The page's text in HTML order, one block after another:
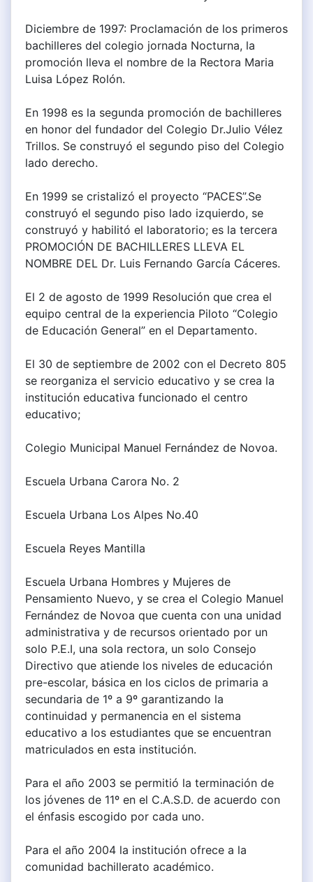
Diciembre de 1997: Proclamación de los primeros
bachilleres del colegio jornada Nocturna, la
promoción lleva el nombre de la Rectora Maria
Luisa López Rolón.
En 1998 es la segunda promoción de bachilleres
en honor del fundador del Colegio Dr.Julio Vélez
Trillos. Se construyó el segundo piso del Colegio
lado derecho.
En 1999 se cristalizó el proyecto “PACES”.Se
construyó el segundo piso lado izquierdo, se
construyó y habilitó el laboratorio; es la tercera
PROMOCIÓN DE BACHILLERES LLEVA EL
NOMBRE DEL Dr. Luis Fernando García Cáceres.
El 2 de agosto de 1999 Resolución que crea el
equipo central de la experiencia Piloto “Colegio
de Educación General” en el Departamento.
El 30 de septiembre de 2002 con el Decreto 805
se reorganiza el servicio educativo y se crea la
institución educativa funcionado el centro
educativo;
Colegio Municipal Manuel Fernández de Novoa.
Escuela Urbana Carora No. 2
Escuela Urbana Los Alpes No.40
Escuela Reyes Mantilla
Escuela Urbana Hombres y Mujeres de
Pensamiento Nuevo, y se crea el Colegio Manuel
Fernández de Novoa que cuenta con una unidad
administrativa y de recursos orientado por un
solo P.E.I, una sola rectora, un solo Consejo
Directivo que atiende los niveles de educación
pre-escolar, básica en los ciclos de primaria a
secundaria de 1º a 9º garantizando la
continuidad y permanencia en el sistema
educativo a los estudiantes que se encuentran
matriculados en esta institución.
Para el año 2003 se permitió la terminación de
los jóvenes de 11º en el C.A.S.D. de acuerdo con
el énfasis escogido por cada uno.
Para el año 2004 la institución ofrece a la
comunidad bachillerato académico.